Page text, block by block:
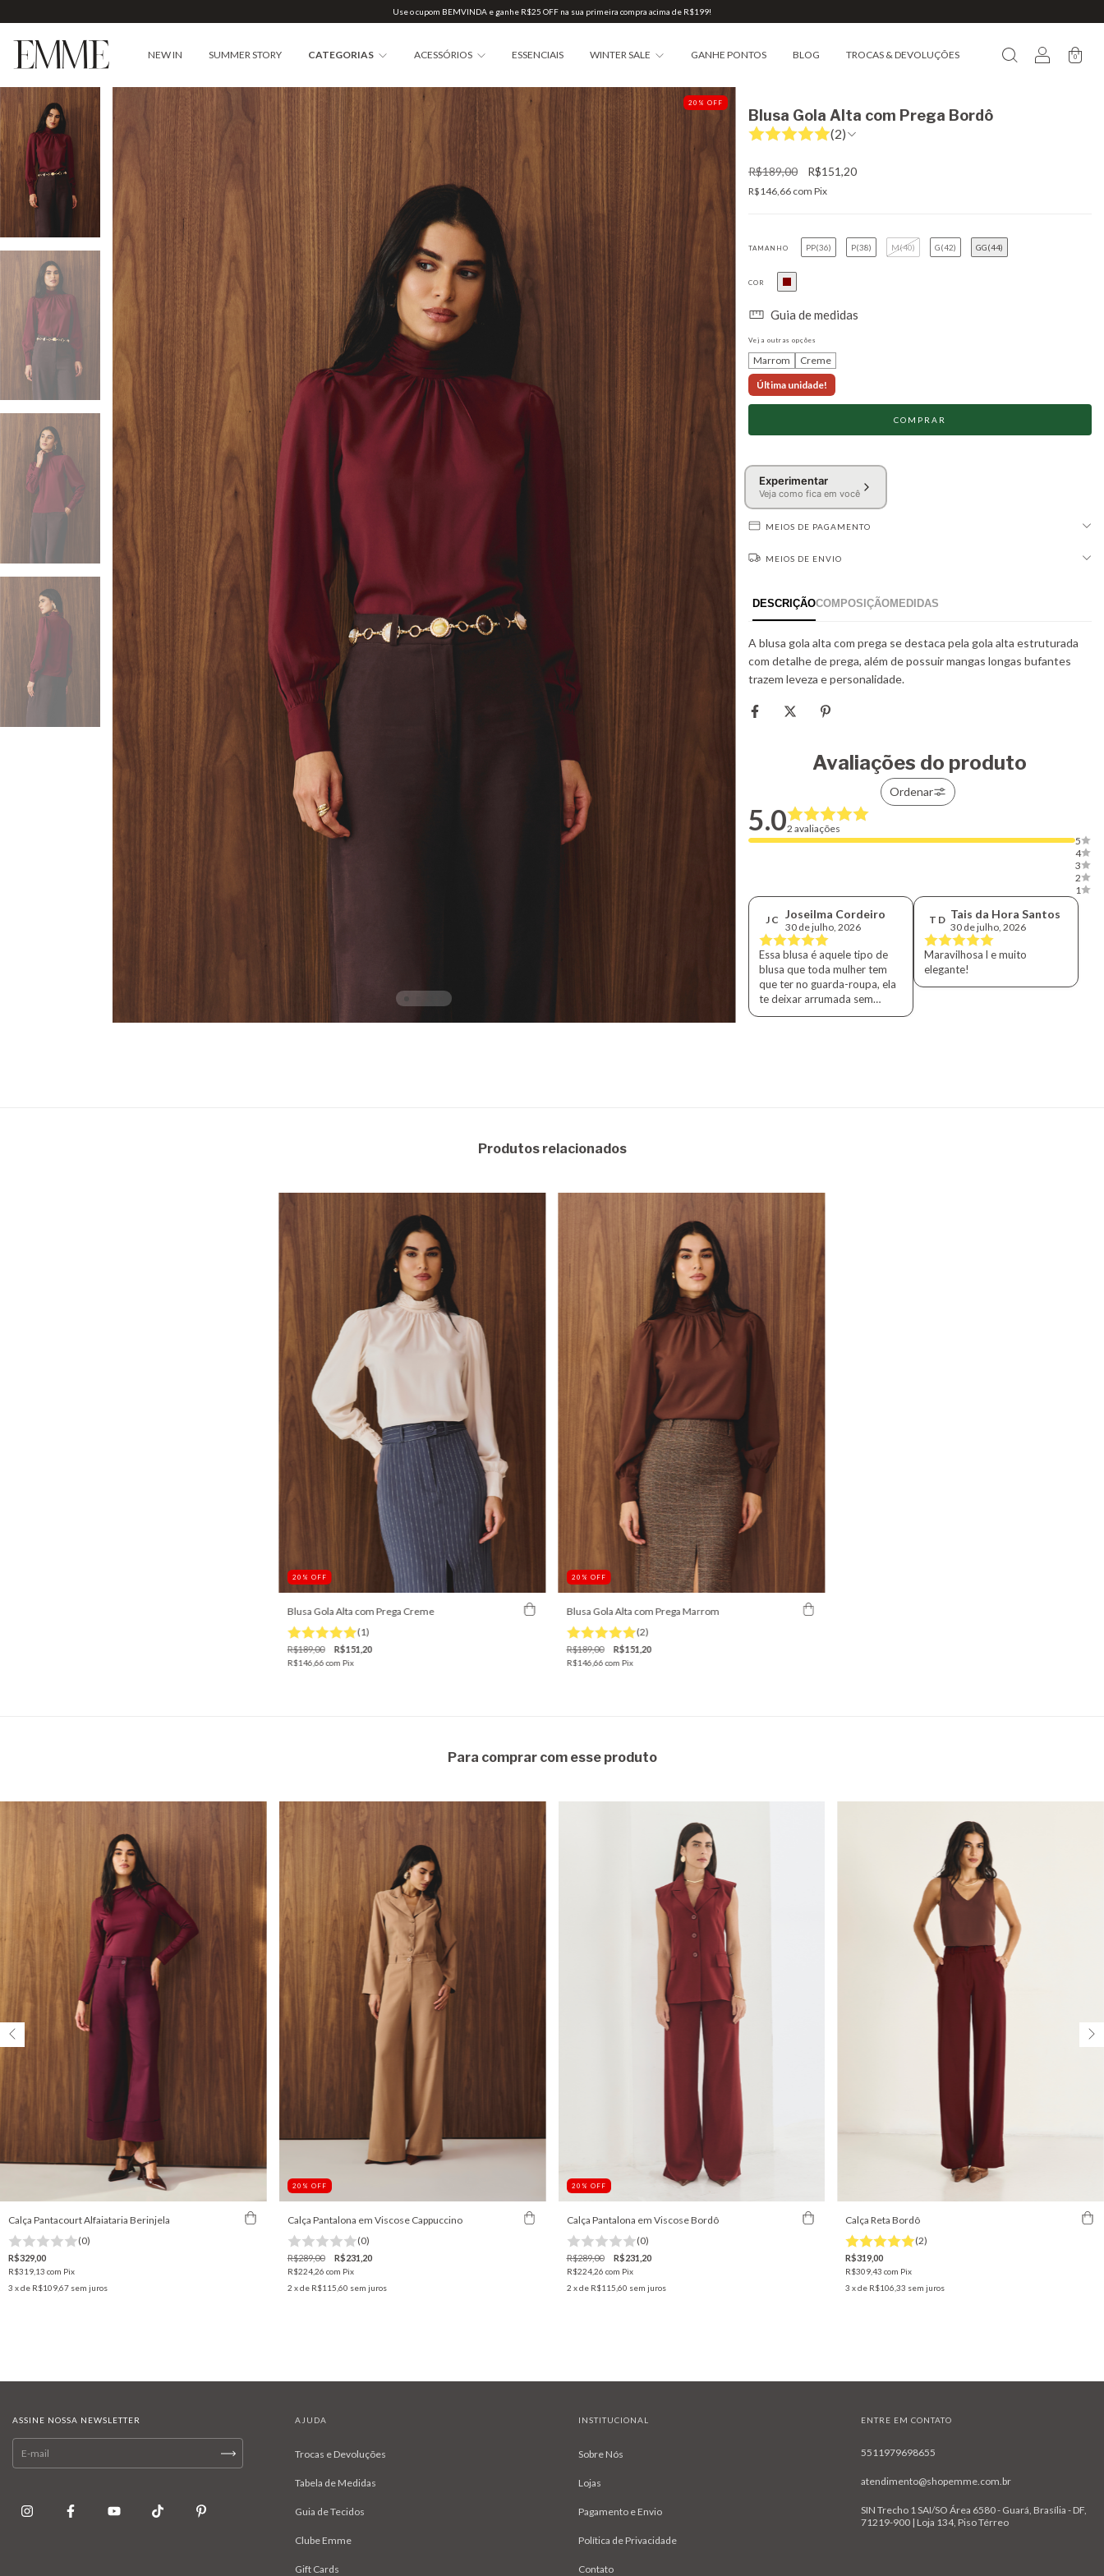
Use o cupom BEMVINDA e ganhe R$25 OFF na sua primeira compra acima de R$199!
NEW IN SUMMER STORY CATEGORIAS ACESSÓRIOS ESSENCIAIS WINTER SALE GANHE PONTOS BLOG TROCAS & DEVOLUÇÕES 0
20 % OFF
Blusa Gola Alta com Prega Bordô
(2)
R$189,00 R$151,20
R$146,66 com Pix
TAMANHO PP(36) P(38) M(40) G(42) GG(44)
COR
Guia de medidas
Veja outras opções
Marrom
Creme
Última unidade!
Experimentar
Veja como fica em você
MEIOS DE PAGAMENTO
MEIOS DE ENVIO
Avaliações do produto
Ordenar
5.02 avaliações
5
4
3
2
1
J C Joseilma Cordeiro
30 de julho, 2026
Essa blusa é aquele tipo de
blusa que toda mulher tem
que ter no guarda-roupa, ela
te deixar arrumada sem
precisa de muito
T D Tais da Hora Santos
30 de julho, 2026
Maravilhosa l e muito
elegante!
Produtos relacionados
20 % OFF
Blusa Gola Alta com Prega Creme
(1)
R$189,00 R$151,20
R$146,66com Pix
20 % OFF
Blusa Gola Alta com Prega Marrom
(2)
R$189,00 R$151,20
R$146,66com Pix
Para comprar com esse produto
Calça Pantacourt Alfaiataria Berinjela
(0)
R$329,00
R$319,13 com Pix
3 x de R$109,67 sem juros
20 % OFF
Calça Pantalona em Viscose Cappuccino
(0)
R$289,00 R$231,20
R$224,26 com Pix
2 x de R$115,60 sem juros
20 % OFF
Calça Pantalona em Viscose Bordô
(0)
R$289,00 R$231,20
R$224,26 com Pix
2 x de R$115,60 sem juros
Calça Reta Bordô
(2)
R$319,00
R$309,43com Pix
3 x de R$106,33 sem juros
ASSINE NOSSA NEWSLETTER AJUDA
Trocas e Devoluções
Tabela de Medidas
Guia de Tecidos
Clube Emme
Gift Cards
INSTITUCIONAL
Sobre Nós
Lojas
Pagamento e Envio
Política de Privacidade
Contato
ENTRE EM CONTATO
5511979698655
atendimento@shopemme.com.br
SIN Trecho 1 SAI/SO Área 6580 - Guará, Brasília - DF,
71219-900 | Loja 134, Piso Térreo